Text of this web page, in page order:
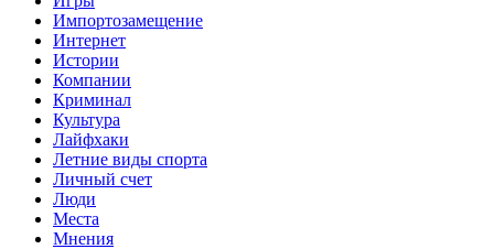
Импортозамещение
Интернет
Истории
Компании
Криминал
Культура
Лайфхаки
Летние виды спорта
Личный счет
Люди
Места
Мнения